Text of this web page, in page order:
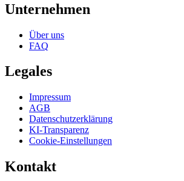
Unternehmen
Über uns
FAQ
Legales
Impressum
AGB
Datenschutzerklärung
KI-Transparenz
Cookie-Einstellungen
Kontakt